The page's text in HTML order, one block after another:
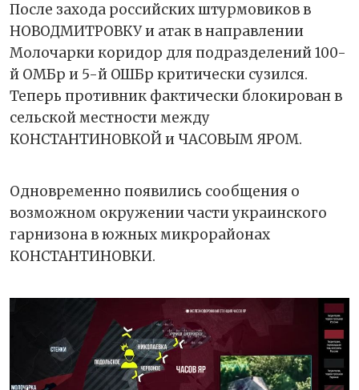
После захода российских штурмовиков в
НОВОДМИТРОВКУ и атак в направлении
Молочарки коридор для подразделений 100-
й ОМБр и 5-й ОШБр критически сузился.
Теперь противник фактически блокирован в
сельской местности между
КОНСТАНТИНОВКОЙ и ЧАСОВЫМ ЯРОМ.
Одновременно появились сообщения о
возможном окружении части украинского
гарнизона в южных микрорайонах
КОНСТАНТИНОВКИ.